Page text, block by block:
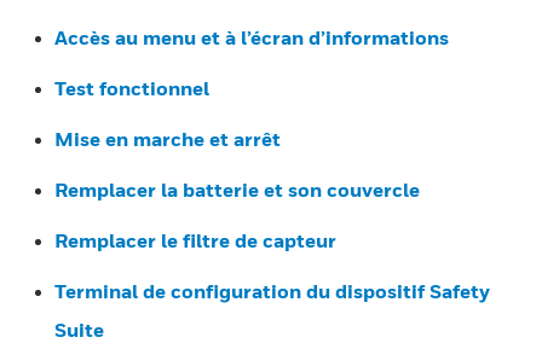
Accès au menu et à l’écran d’informations
Test fonctionnel
Mise en marche et arrêt
Remplacer la batterie et son couvercle
Remplacer le filtre de capteur
Terminal de configuration du dispositif Safety
Suite